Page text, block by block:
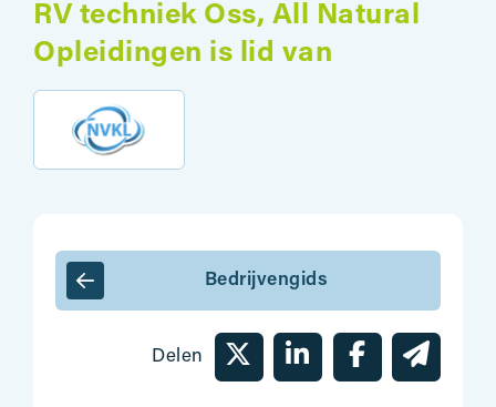
RV techniek Oss, All Natural
Opleidingen is lid van
Bedrijvengids
Delen